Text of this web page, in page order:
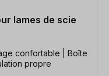
lames de scie
confortable | Boîte
propre